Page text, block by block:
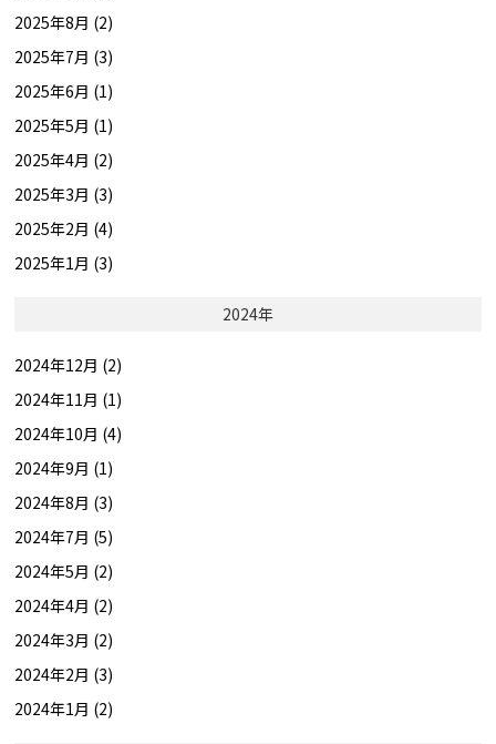
2025年8月 (2)
2025年7月 (3)
2025年6月 (1)
2025年5月 (1)
2025年4月 (2)
2025年3月 (3)
2025年2月 (4)
2025年1月 (3)
2024年
2024年12月 (2)
2024年11月 (1)
2024年10月 (4)
2024年9月 (1)
2024年8月 (3)
2024年7月 (5)
2024年5月 (2)
2024年4月 (2)
2024年3月 (2)
2024年2月 (3)
2024年1月 (2)